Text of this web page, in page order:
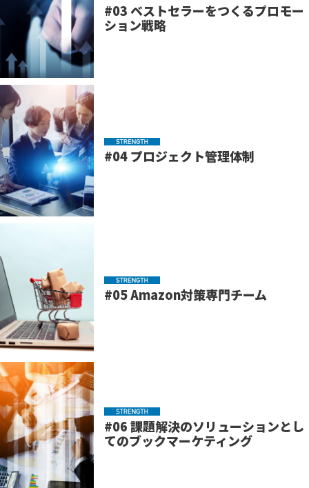
#03 ベストセラーをつくるプロモー
ション戦略
#04 プロジェクト管理体制
#05 Amazon対策専門チーム
#06 課題解決のソリューションとし
てのブックマーケティング